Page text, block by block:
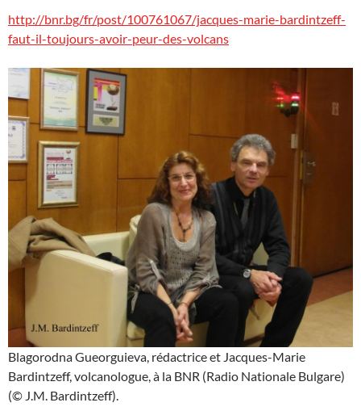
http://bnr.bg/fr/post/100761067/jacques-marie-bardintzeff-
faut-il-toujours-avoir-peur-des-volcans
Blagorodna Gueorguieva, rédactrice et Jacques-Marie
Bardintzeff, volcanologue, à la BNR (Radio Nationale Bulgare)
(© J.M. Bardintzeff).